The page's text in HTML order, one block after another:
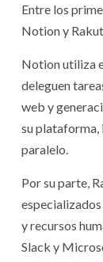
Entre los
Notion y
Notion utiliza
deleguen
web y
su plataforma,
paralelo.
Por su parte,
y recursos
Slack y